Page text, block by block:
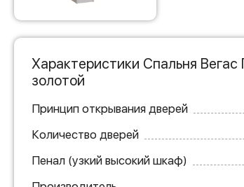
Характеристики Спальня
золотой
Принцип открывания дверей
Количество дверей
Пенал (узкий высокий шкаф)